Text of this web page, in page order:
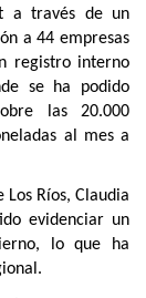
a través de un
a 44 empresas
registro interno
se ha podido
las 20.000
al mes a
Ríos, Claudia
evidenciar un
lo que ha